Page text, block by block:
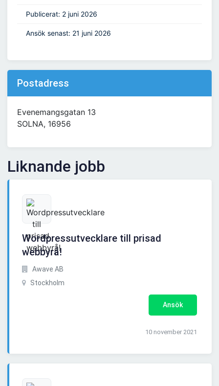
Publicerat: 2 juni 2026
Ansök senast: 21 juni 2026
Postadress
Evenemangsgatan 13
SOLNA, 16956
Liknande jobb
Wordpressutvecklare till prisad
webbyrå!
Awave AB
Stockholm
Ansök
10 november 2021